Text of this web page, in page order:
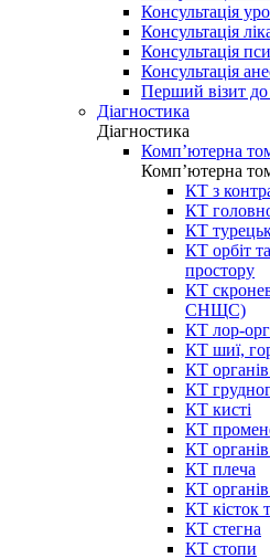
Консультація
Консультація
Консультація
Консультація
Перший візит
Діагностика
Діагностика
Комп’ютерна
Комп’ютерна
КТ з
КТ
КТ
КТ орбіт
простору
КТ
СНЩС)
КТ лор-
КТ шиї,
КТ органів
КТ
КТ кисті
КТ
КТ
КТ плеча
КТ
КТ кісток
КТ стегна
КТ стопи